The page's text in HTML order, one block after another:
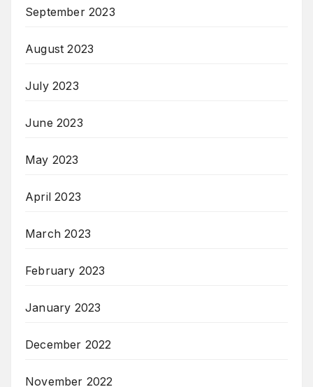
September 2023
August 2023
July 2023
June 2023
May 2023
April 2023
March 2023
February 2023
January 2023
December 2022
November 2022